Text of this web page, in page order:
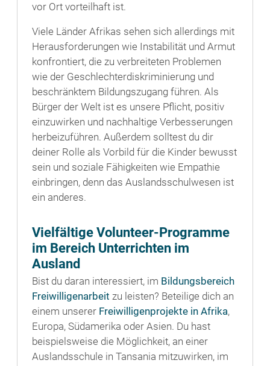
vor Ort vorteilhaft ist.
Viele Länder Afrikas sehen sich allerdings mit
Herausforderungen wie Instabilität und Armut
konfrontiert, die zu verbreiteten Problemen
wie der Geschlechterdiskriminierung und
beschränktem Bildungszugang führen. Als
Bürger der Welt ist es unsere Pflicht, positiv
einzuwirken und nachhaltige Verbesserungen
herbeizuführen. Außerdem solltest du dir
deiner Rolle als Vorbild für die Kinder bewusst
sein und soziale Fähigkeiten wie Empathie
einbringen, denn das Auslandsschulwesen ist
ein anderes.
Vielfältige Volunteer-Programme
im Bereich Unterrichten im
Ausland
Bist du daran interessiert, im Bildungsbereich
Freiwilligenarbeit zu leisten? Beteilige dich an
einem unserer Freiwilligenprojekte in Afrika,
Europa, Südamerika oder Asien. Du hast
beispielsweise die Möglichkeit, an einer
Auslandsschule in Tansania mitzuwirken, im